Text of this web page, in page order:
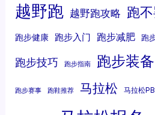
越野跑 越野跑攻略 跑
跑步健康 跑步入门 跑步减肥 跑
跑步技巧 跑步指南 跑步装备
跑步赛事 跑鞋推荐 马拉松 马拉松